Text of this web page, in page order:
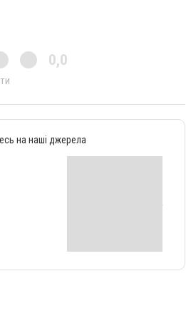
0,0
на наші джерела